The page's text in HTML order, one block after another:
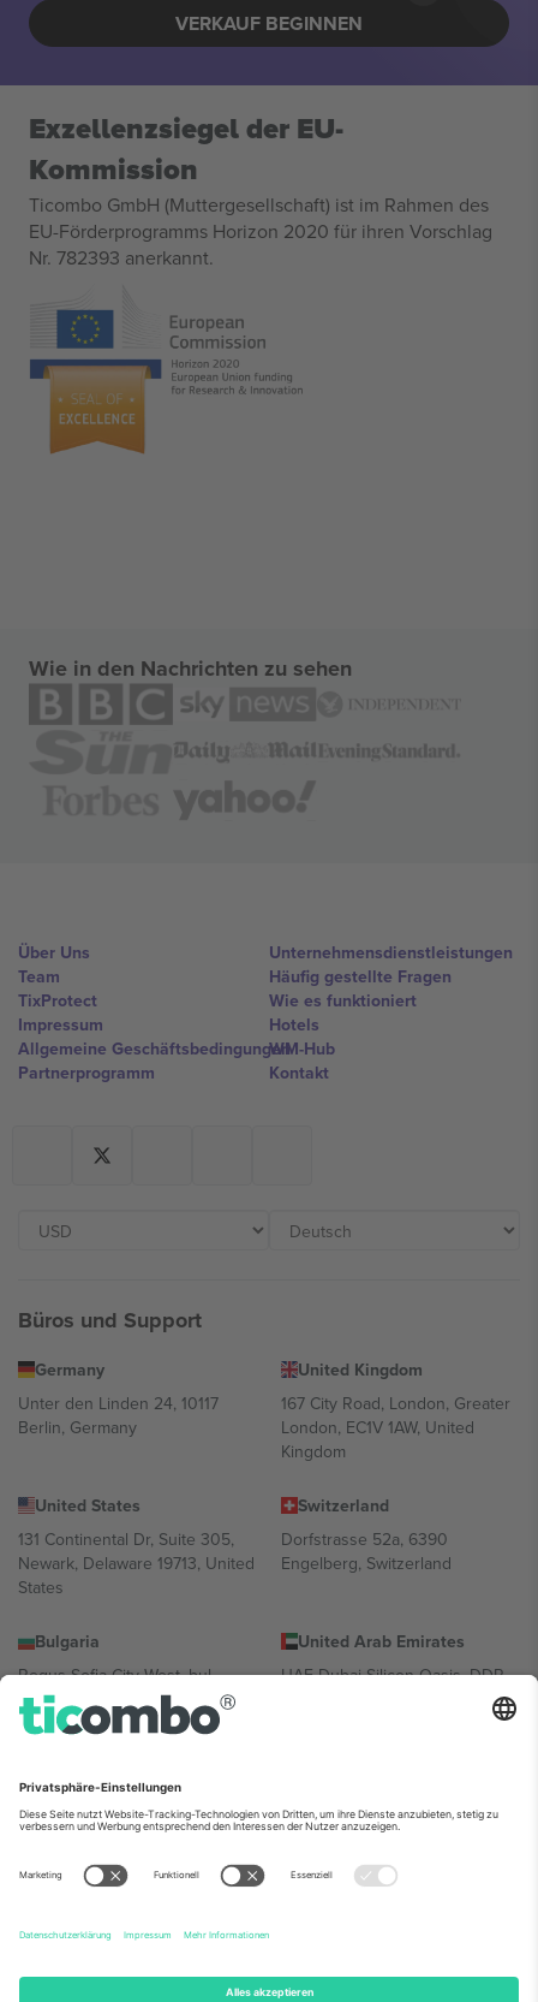
VERKAUF BEGINNEN
Exzellenzsiegel der EU-
Kommission
Ticombo GmbH (Muttergesellschaft) ist im Rahmen des
EU-Förderprogramms Horizon 2020 für ihren Vorschlag
Nr. 782393 anerkannt.
Wie in den Nachrichten zu sehen
Über Uns
Team
TixProtect
Impressum
Allgemeine Geschäftsbedingungen
Partnerprogramm
Unternehmensdienstleistungen
Häufig gestellte Fragen
Wie es funktioniert
Hotels
WM-Hub
Kontakt
Büros und Support
Germany
Unter den Linden 24, 10117
Berlin, Germany
United Kingdom
167 City Road, London, Greater
London, EC1V 1AW, United
Kingdom
United States
131 Continental Dr, Suite 305,
Newark, Delaware 19713, United
States
Switzerland
Dorfstrasse 52a, 6390
Engelberg, Switzerland
Bulgaria
Regus Sofia City West, bul
Totleben 53-55, 1606 Sofia,
Bulgaria
United Arab Emirates
UAE Dubai Silicon Oasis, DDP
Building A1, Office 302, Dubai,
Mexico
Av Chapultepec 360, Roma
Norte, Cuauhtémoc, 06700
Ciudad de México, CDMX,
Mexico
Die juristische Person des Plattformanbieters kann je nach
Informationen finden Sie auf der jeweiligen Veranstaltungsseite, im